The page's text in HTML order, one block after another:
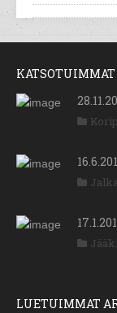
KATSOTUIMMAT
LUETUIMMAT